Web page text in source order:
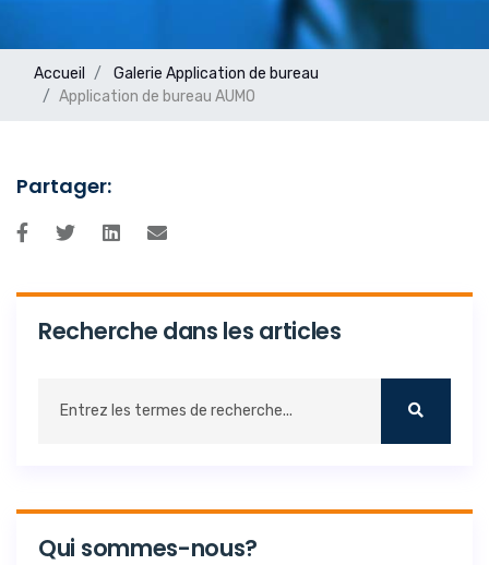
Accueil Galerie Application de bureau
Application de bureau AUMO
Partager:
Recherche dans les articles
Qui sommes-nous?